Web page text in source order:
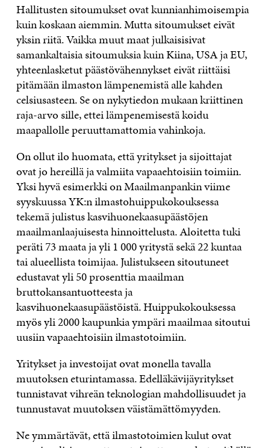
Hallitusten sitoumukset ovat kunnianhimoisempia
kuin koskaan aiemmin. Mutta sitoumukset eivät
yksin riitä. Vaikka muut maat julkaisisivat
samankaltaisia sitoumuksia kuin Kiina, USA ja EU,
yhteenlasketut päästövähennykset eivät riittäisi
pitämään ilmaston lämpenemistä alle kahden
celsiusasteen. Se on nykytiedon mukaan kriittinen
raja-arvo sille, ettei lämpenemisestä koidu
maapallolle peruuttamattomia vahinkoja.
On ollut ilo huomata, että yritykset ja sijoittajat
ovat jo hereillä ja valmiita vapaaehtoisiin toimiin.
Yksi hyvä esimerkki on Maailmanpankin viime
syyskuussa YK:n ilmastohuippukokouksessa
tekemä julistus kasvihuonekaasupäästöjen
maailmanlaajuisesta hinnoittelusta. Aloitetta tuki
peräti 73 maata ja yli 1 000 yritystä sekä 22 kuntaa
tai alueellista toimijaa. Julistukseen sitoutuneet
edustavat yli 50 prosenttia maailman
bruttokansantuotteesta ja
kasvihuonekaasupäästöistä. Huippukokouksessa
myös yli 2000 kaupunkia ympäri maailmaa sitoutui
uusiin vapaaehtoisiin ilmastotoimiin.
Yritykset ja investoijat ovat monella tavalla
muutoksen eturintamassa. Edelläkävijäyritykset
tunnistavat vihreän teknologian mahdollisuudet ja
tunnustavat muutoksen väistämättömyyden.
Ne ymmärtävät, että ilmastotoimien kulut ovat